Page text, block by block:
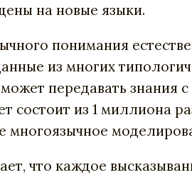
на новые языки.
понимания
из многих
передавать знания
состоит из 1 миллиона
многоязычное
что каждое